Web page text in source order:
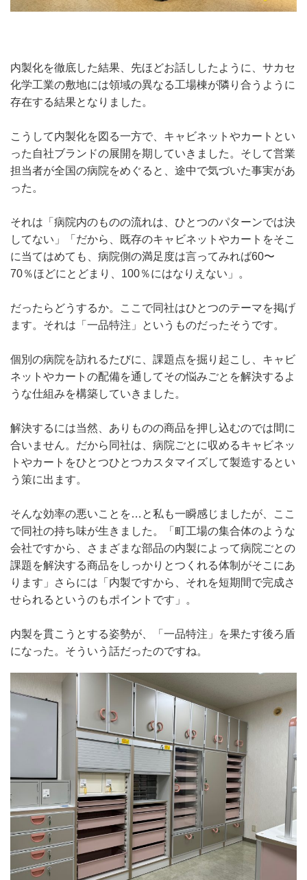
内製化を徹底した結果、先ほどお話ししたように、サカセ
化学工業の敷地には領域の異なる工場棟が隣り合うように
存在する結果となりました。
こうして内製化を図る一方で、キャビネットやカートとい
った自社ブランドの展開を期していきました。そして営業
担当者が全国の病院をめぐると、途中で気づいた事実があ
った。
それは「病院内のものの流れは、ひとつのパターンでは決
してない」「だから、既存のキャビネットやカートをそこ
に当てはめても、病院側の満足度は言ってみれば60〜
70％ほどにとどまり、100％にはなりえない」。
だったらどうするか。ここで同社はひとつのテーマを掲げ
ます。それは「一品特注」というものだったそうです。
個別の病院を訪れるたびに、課題点を掘り起こし、キャビ
ネットやカートの配備を通してその悩みごとを解決するよ
うな仕組みを構築していきました。
解決するには当然、ありものの商品を押し込むのでは間に
合いません。だから同社は、病院ごとに収めるキャビネッ
トやカートをひとつひとつカスタマイズして製造するとい
う策に出ます。
そんな効率の悪いことを…と私も一瞬感じましたが、ここ
で同社の持ち味が生きました。「町工場の集合体のような
会社ですから、さまざまな部品の内製によって病院ごとの
課題を解決する商品をしっかりとつくれる体制がそこにあ
ります」さらには「内製ですから、それを短期間で完成さ
せられるというのもポイントです」。
内製を貫こうとする姿勢が、「一品特注」を果たす後ろ盾
になった。そういう話だったのですね。